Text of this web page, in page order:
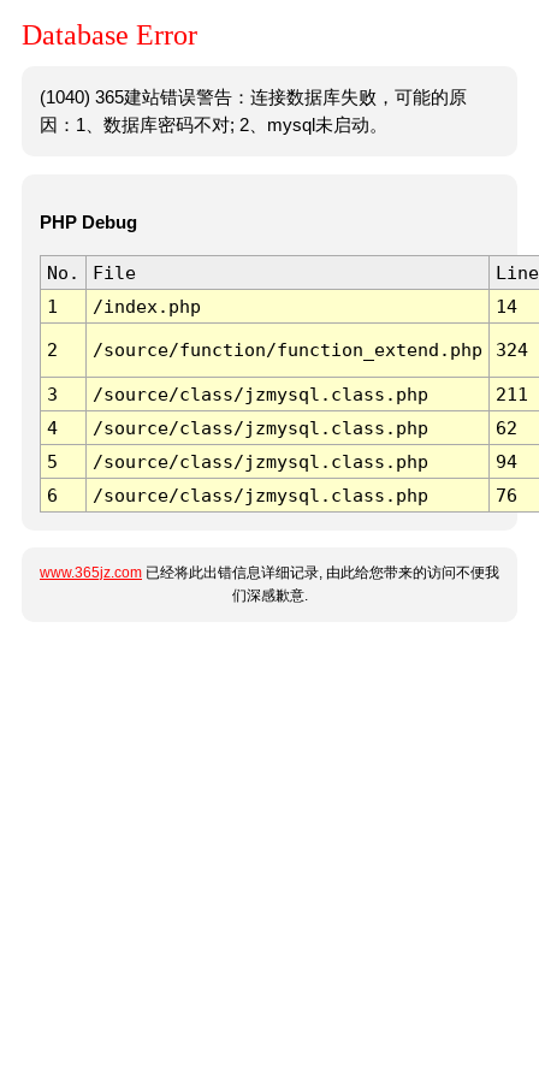
Database Error
(1040) 365建站错误警告：连接数据库失败，可能的原
因：1、数据库密码不对; 2、mysql未启动。
PHP Debug
No. File
Line
1
/index.php 14
2 /source/function/function_extend.php 324
3 /source/class/jzmysql.class.php
211
4
/source/class/jzmysql.class.php
62
5
/source/class/jzmysql.class.php
94
6
/source/class/jzmysql.class.php 76
www.365jz.com 已经将此出错信息详细记录, 由此给您带来的访问不便我
们深感歉意.